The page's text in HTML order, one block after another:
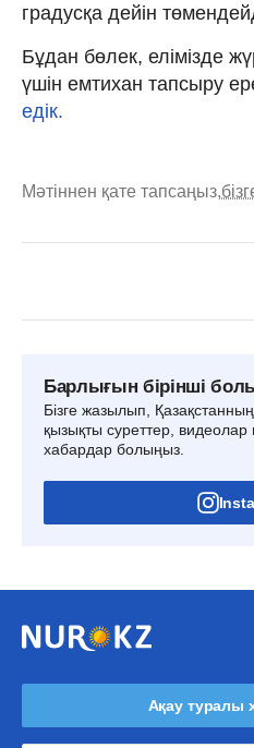
градусқа дейін
Бұдан бөлек, елімізде
үшін емтихан тапсыру
едік.
Мәтіннен қате тапсаңыз,
Барлығын бірінші
Бізге жазылып,
қызықты суреттер,
хабардар болыңыз.
Ақау туралы